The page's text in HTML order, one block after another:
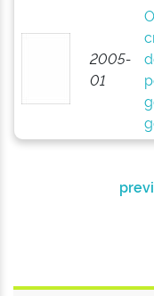
2005-
01